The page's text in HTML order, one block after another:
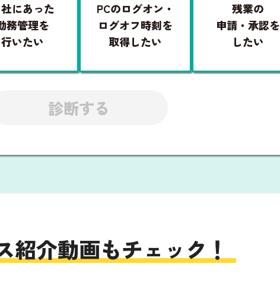
にあった
務管理を
行いたい
PCのログオン・
ログオフ時刻を
取得したい
残業の
申請・承認を
したい
診断する
紹介動画もチェック！